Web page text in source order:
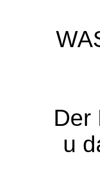
Der
u